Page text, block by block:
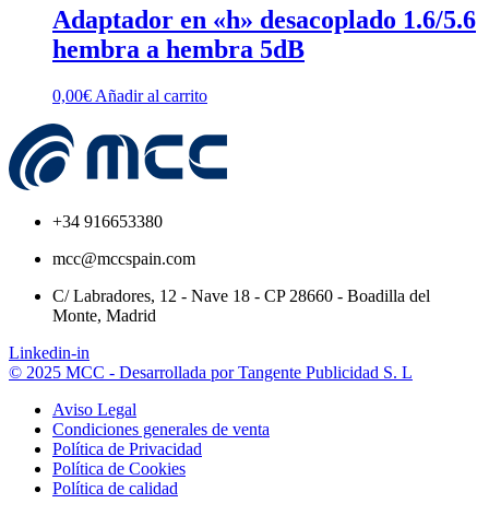
Adaptador en «h» desacoplado 1.6/5.6
hembra a hembra 5dB
0,00€ Añadir al carrito
+34 916653380
mcc@mccspain.com
C/ Labradores, 12 - Nave 18 - CP 28660 - Boadilla del
Monte, Madrid
Linkedin-in
© 2025 MCC - Desarrollada por Tangente Publicidad S. L
Aviso Legal
Condiciones generales de venta
Política de Privacidad
Política de Cookies
Política de calidad